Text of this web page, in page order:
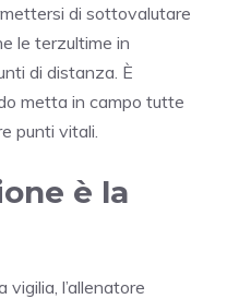
di sottovalutare
le terzultime in
di distanza. È
metta in campo tutte
punti vitali.
è la
l’allenatore